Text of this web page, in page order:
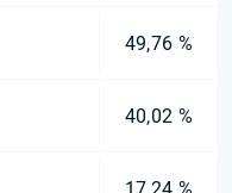
49,76 %
40,02 %
17,24 %